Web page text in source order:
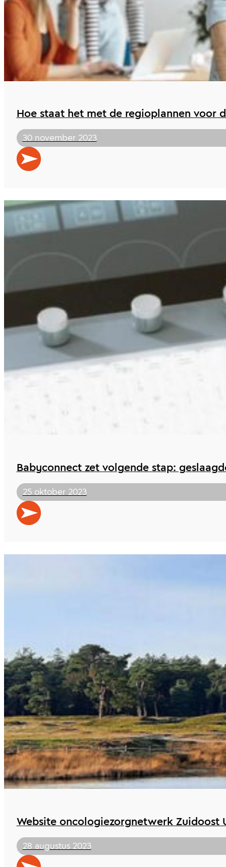
Hoe staat het met de regioplannen voor
30 november 2023
Babyconnect zet volgende stap:
25 oktober 2023
Website oncologiezorgnetwerk Zuidoost
28 augustus 2023